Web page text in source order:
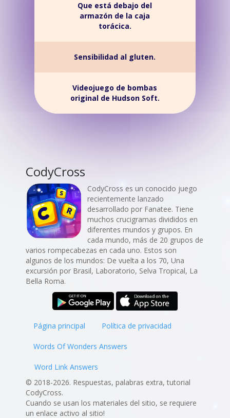
Que está debajo del
armazón de la caja
torácica.
Sensibilidad al gluten.
Videojuego de bombas
original de Hudson Soft.
CodyCross
CodyCross es un conocido juego
recientemente lanzado
desarrollado por Fanatee. Tiene
muchos crucigramas divididos en
diferentes mundos y grupos. En
cada mundo, más de 20 grupos de
varios rompecabezas en cada uno. Estos son
algunos de los mundos: De vuelta a los 70, Una
excursión por Brasil, Laboratorio, Selva Tropical, La
Bella Roma.
Página principal Política de privacidad
Words Of Wonders Answers
Word Link Answers
© 2018-2026. Respuestas, palabras extra, tutorial
CodyCross.
Cuando se usan los materiales del sitio, se requiere
un enlace activo al sitio!